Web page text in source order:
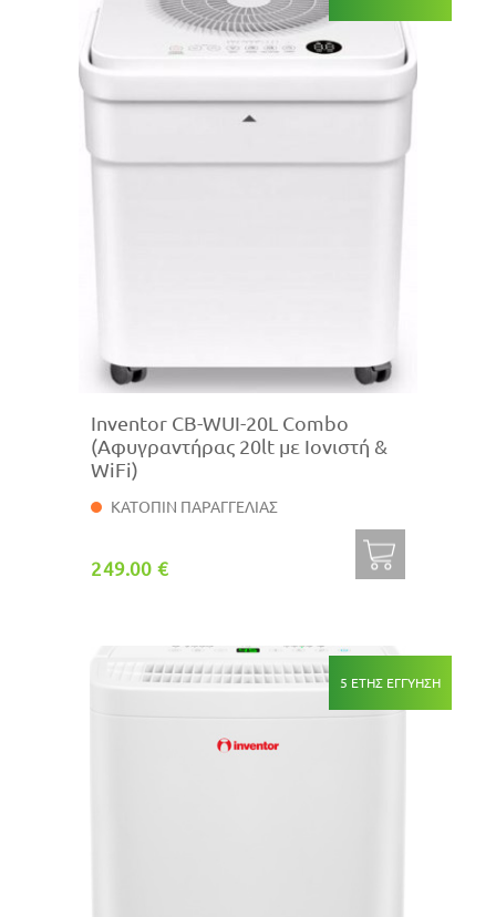
Inventor CB-WUI-20L Combo
(Αφυγραντήρας 20lt με Ιονιστή &
WiFi)
ΚΑΤΟΠΙΝ ΠΑΡΑΓΓΕΛΙΑΣ
249.00 €
5 ΕΤΗΣ ΕΓΓΥΗΣΗ